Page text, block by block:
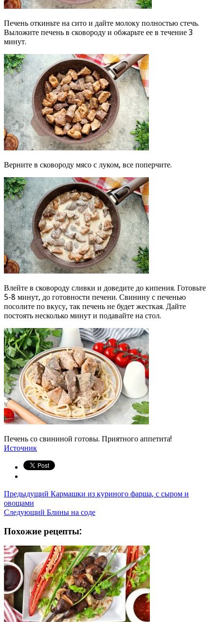
Печень откиньте на сито и дайте молоку полностью стечь.
Выложите печень в сковороду и обжарьте ее в течение 3
минут.
Верните в сковороду мясо с луком, все поперчите.
Влейте в сковороду сливки и доведите до кипения. Готовьте
5-8 минут, до готовности печени. Свинину с печенью
посолите по вкусу, так печень не будет жесткая. Дайте
постоять несколько минут и подавайте на стол.
Печень со свининой готовы. Приятного аппетита!
Источник
Предыдущий Кармашки из куриного фарша, с сыром и
овощами
Следующий Блины на соде
Похожие рецепты: